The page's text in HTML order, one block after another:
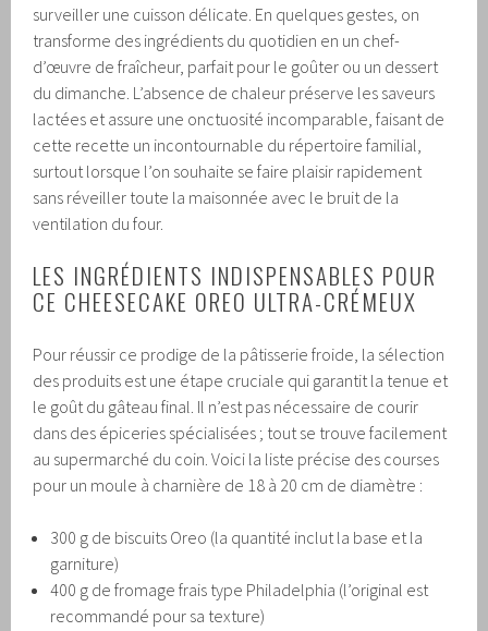
surveiller une cuisson délicate. En quelques gestes, on
transforme des ingrédients du quotidien en un chef-
d’œuvre de fraîcheur, parfait pour le goûter ou un dessert
du dimanche. L’absence de chaleur préserve les saveurs
lactées et assure une onctuosité incomparable, faisant de
cette recette un incontournable du répertoire familial,
surtout lorsque l’on souhaite se faire plaisir rapidement
sans réveiller toute la maisonnée avec le bruit de la
ventilation du four.
LES INGRÉDIENTS INDISPENSABLES POUR
CE CHEESECAKE OREO ULTRA-CRÉMEUX
Pour réussir ce prodige de la pâtisserie froide, la sélection
des produits est une étape cruciale qui garantit la tenue et
le goût du gâteau final. Il n’est pas nécessaire de courir
dans des épiceries spécialisées ; tout se trouve facilement
au supermarché du coin. Voici la liste précise des courses
pour un moule à charnière de 18 à 20 cm de diamètre :
300 g de biscuits Oreo (la quantité inclut la base et la
garniture)
400 g de fromage frais type Philadelphia (l’original est
recommandé pour sa texture)